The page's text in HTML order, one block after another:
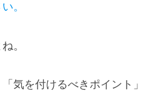
。
。
気を付けるべきポイント」